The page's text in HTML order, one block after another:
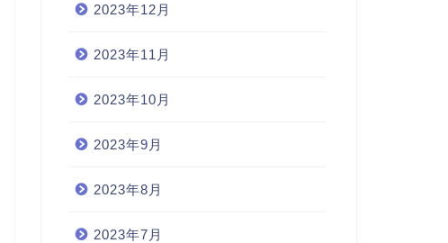
2023年12月
2023年11月
2023年10月
2023年9月
2023年8月
2023年7月